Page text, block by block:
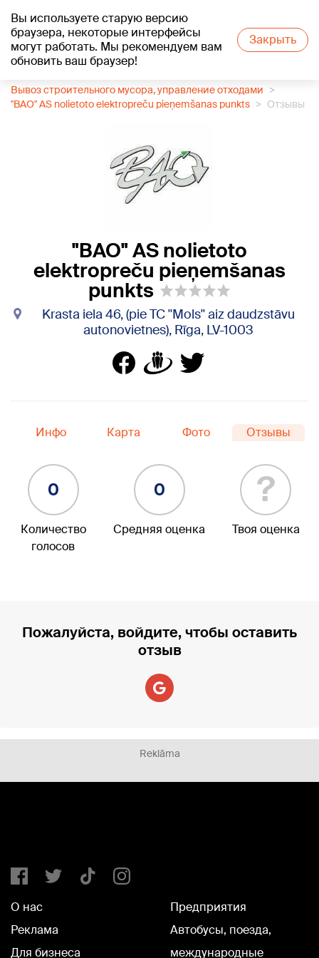
Вы используете старую версию
браузера, некоторые интерфейсы
могут работать. Мы рекомендуем вам
обновить ваш браузер!
Закрыть
+20°C
Вывоз строительного мусора, управление отходами
"BAO" AS nolietoto elektropreču pieņemšanas punkts
Отзывы
"BAO" AS nolietoto
elektropreču pieņemšanas
punkts
Krasta iela 46, (pie TC ''Mols'' aiz daudzstāvu
autonovietnes), Rīga, LV-1003
Инфо Карта Фото Отзывы
0
Количество
голосов
0
Средняя оценка
?
Твоя оценка
Пожалуйста, войдите, чтобы оставить
отзыв
Reklāma
О нас
Реклама
Для бизнеса
Предприятия
Автобусы, поезда,
международные